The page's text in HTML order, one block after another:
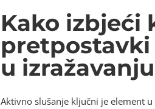
Kako izbjeći
pretpostavki
u
Aktivno slušanje ključni je element